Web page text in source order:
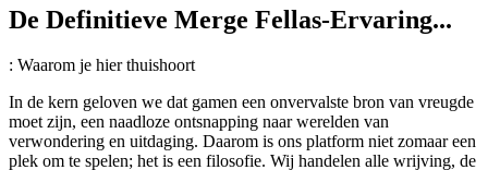
De Definitieve Merge Fellas-Ervaring...
: Waarom je hier thuishoort
In de kern geloven we dat gamen een onvervalste bron van vreugde
moet zijn, een naadloze ontsnapping naar werelden van
verwondering en uitdaging. Daarom is ons platform niet zomaar een
plek om te spelen; het is een filosofie. Wij handelen alle wrijving, de